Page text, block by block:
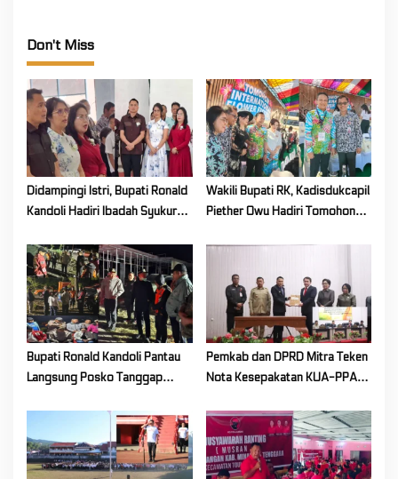
Don't Miss
Didampingi Istri, Bupati Ronald
Kandoli Hadiri Ibadah Syukur
Tombatu Tiga
Wakili Bupati RK, Kadisdukcapil
Piether Owu Hadiri Tomohon
2026
Bupati Ronald Kandoli Pantau
Langsung Posko Tanggap
Gunung Soputan
Pemkab dan DPRD Mitra Teken
Nota Kesepakatan KUA-PPAS